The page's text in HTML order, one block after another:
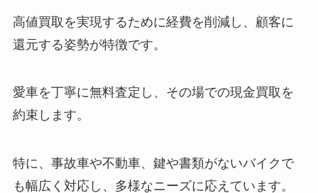
高値買取を実現するために経費を削減し、顧客に
還元する姿勢が特徴です。
愛車を丁寧に無料査定し、その場での現金買取を
約束します。
特に、事故車や不動車、鍵や書類がないバイクで
も幅広く対応し、多様なニーズに応えています。